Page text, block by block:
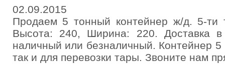
02.09.2015
Продаем 5 тонный контейнер ж/д. 5-ти
Высота: 240, Ширина: 220. Доставка
наличный или безналичный. Контейнер 5
так и для перевозки тары. Звоните нам